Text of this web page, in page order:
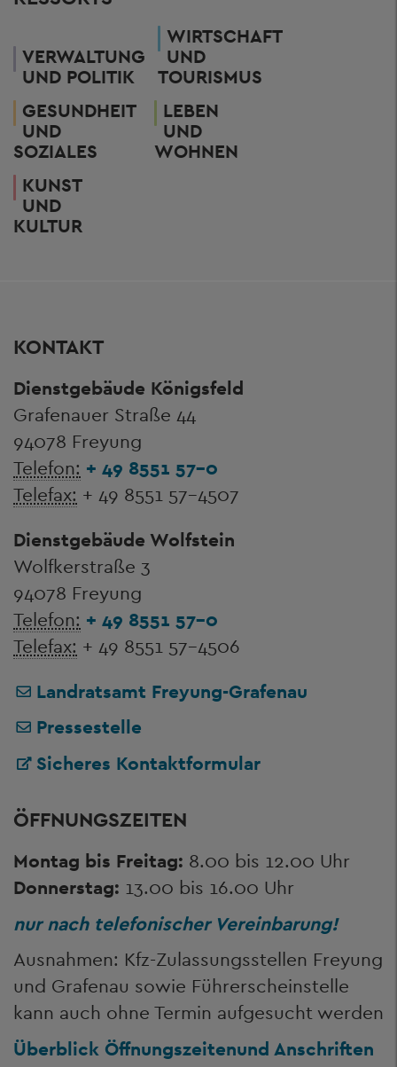
VERWALTUNG
UND POLITIK
WIRTSCHAFT
UND
TOURISMUS
GESUNDHEIT
UND
SOZIALES
LEBEN
UND
WOHNEN
KUNST
UND
KULTUR
KONTAKT
Dienstgebäude Königsfeld
Grafenauer Straße 44
94078 Freyung
Telefon: + 49 8551 57-0
Telefax: + 49 8551 57-4507
Dienstgebäude Wolfstein
Wolfkerstraße 3
94078 Freyung
Telefon: + 49 8551 57-0
Telefax: + 49 8551 57-4506
Landratsamt Freyung-Grafenau
Pressestelle
Sicheres Kontaktformular
ÖFFNUNGSZEITEN
Montag bis Freitag: 8.00 bis 12.00 Uhr
Donnerstag: 13.00 bis 16.00 Uhr
nur nach telefonischer Vereinbarung!
Ausnahmen: Kfz-Zulassungsstellen Freyung
und Grafenau sowie Führerscheinstelle
kann auch ohne Termin aufgesucht werden
Überblick Öffnungszeitenund Anschriften